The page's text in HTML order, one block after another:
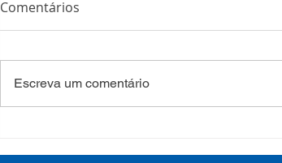
001/2022
Comentários
Escreva um comentário